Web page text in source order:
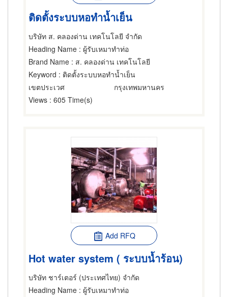
ติดตั้งระบบหอทำน้ำเย็น
บริษัท ส. คลองด่าน เทคโนโลยี จำกัด
Heading Name : ผู้รับเหมาทำท่อ
Brand Name : ส. คลองด่าน เทคโนโลยี
Keyword : ติดตั้งระบบหอทำน้ำเย็น
เขตประเวศ
กรุงเทพมหานคร
Views : 605 Time(s)
Add RFQ
Hot water system ( ระบบน้ำร้อน)
บริษัท ชาร์เตอร์ (ประเทศไทย) จำกัด
Heading Name : ผู้รับเหมาทำท่อ